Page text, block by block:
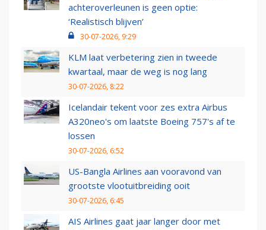
achteroverleunen is geen optie:
‘Realistisch blijven’
30-07-2026, 9:29
KLM laat verbetering zien in tweede
kwartaal, maar de weg is nog lang
30-07-2026, 8:22
Icelandair tekent voor zes extra Airbus
A320neo's om laatste Boeing 757's af te
lossen
30-07-2026, 6:52
US-Bangla Airlines aan vooravond van
grootste vlootuitbreiding ooit
30-07-2026, 6:45
AIS Airlines gaat jaar langer door met